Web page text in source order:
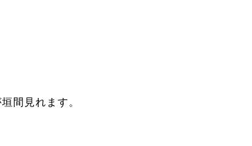
間見れます。